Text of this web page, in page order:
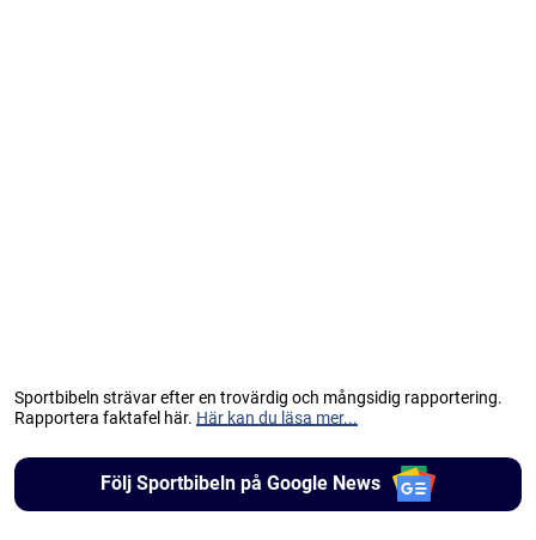
Sportbibeln strävar efter en trovärdig och mångsidig rapportering.
Rapportera faktafel här. Här kan du läsa mer...
Följ Sportbibeln på Google News